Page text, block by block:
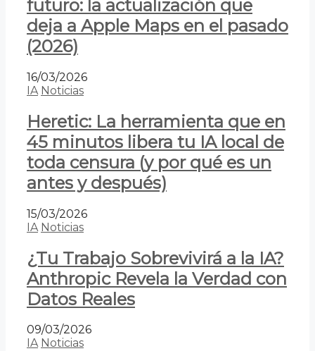
futuro: la actualización que
deja a Apple Maps en el pasado
(2026)
16/03/2026
IA Noticias
Heretic: La herramienta que en
45 minutos libera tu IA local de
toda censura (y por qué es un
antes y después)
15/03/2026
IA Noticias
¿Tu Trabajo Sobrevivirá a la IA?
Anthropic Revela la Verdad con
Datos Reales
09/03/2026
IA Noticias